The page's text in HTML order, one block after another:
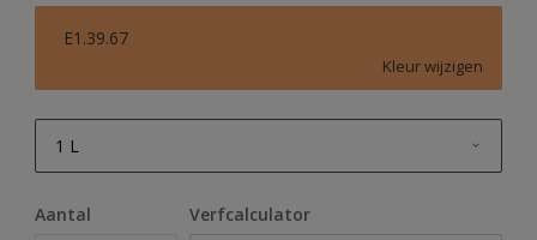
E1.39.67
Kleur wijzigen
1 L
Aantal Verfcalculator